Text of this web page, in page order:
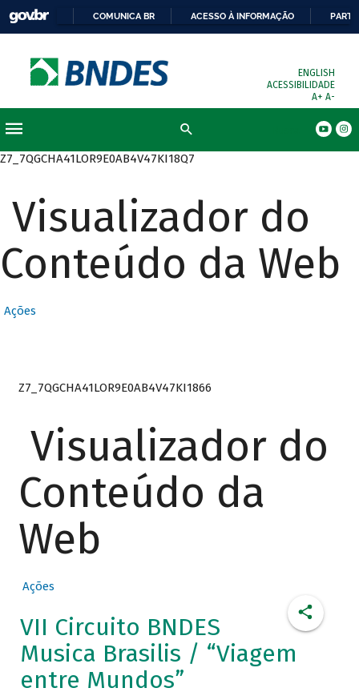
COMUNICA BR ACESSO À INFORMAÇÃO
ENGLISH
ACESSIBILIDADE
A+ A-
Z7_7QGCHA41LOR9E0AB4V47KI18Q7
Visualizador do
Conteúdo da Web
Ações
Z7_7QGCHA41LOR9E0AB4V47KI1866
Visualizador do
Conteúdo da
Web
Ações
VII Circuito BNDES
Musica Brasilis / “Viagem
entre Mundos”